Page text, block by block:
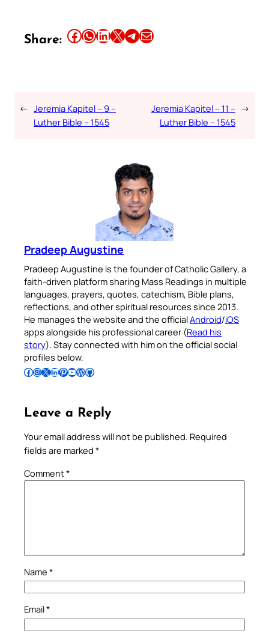
Share: Share this article on Facebook Share this article on WhatsApp Share this article on LinkedIn Share this article on X Share this article on TelegramEmail this Article
← Jeremia Kapitel – 9 –
Luther Bible – 1545
Jeremia Kapitel – 11 –
Luther Bible – 1545
→
Pradeep Augustine
Pradeep Augustine is the founder of Catholic Gallery, a
faith-driven platform sharing Mass Readings in multiple
languages, prayers, quotes, catechism, Bible plans,
reflections, and other spiritual resources since 2013.
He manages the website and the officialAndroid/iOS
apps alongside his professional career (Read his
story). Stay connected with him on the official social
profiles below.
Follow Pradeep on Facebook Follow Pradeep on InstagramFollow Pradeep on X Follow Pradeep on LinkedIn Follow Pradeep on Pinterest Subscribe to Pradeep’s Youtube Channel Follow Pradeep on WordPress Follow Pradeep on GitHub
Leave a Reply
Your email address will not be published. Required
fields are marked *
Comment*
Name *
Email*